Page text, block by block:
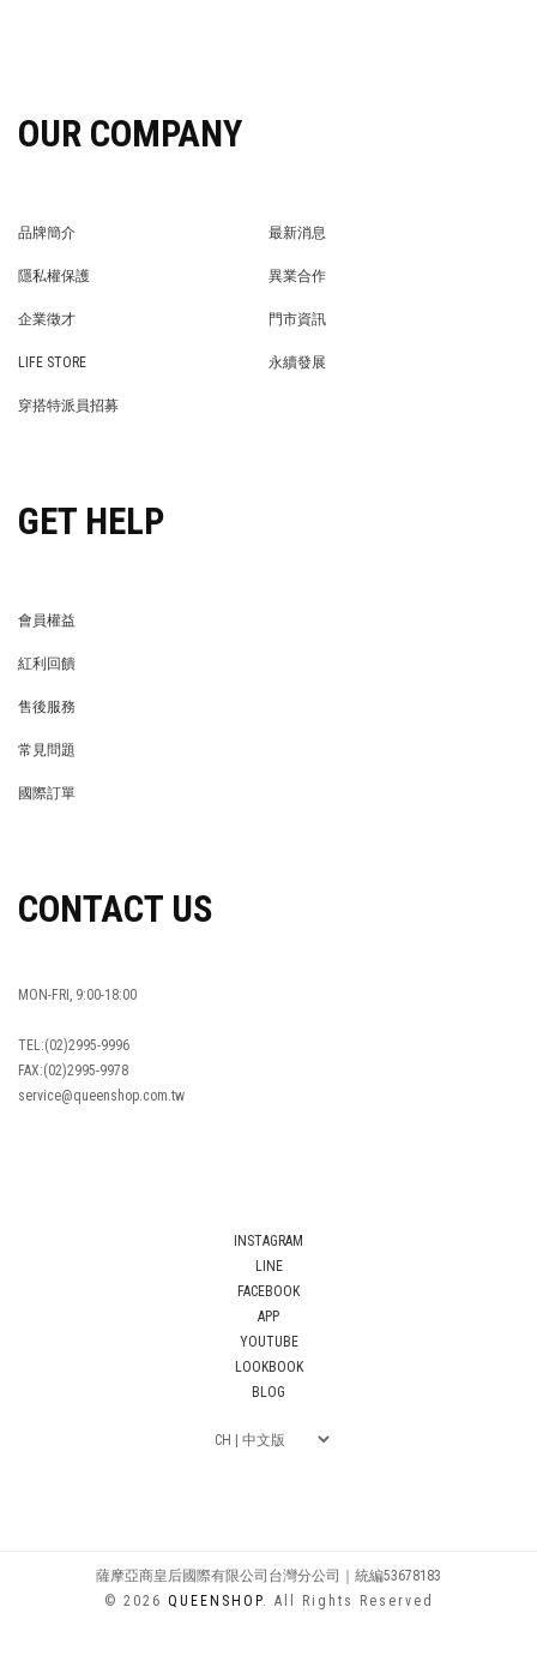
OUR COMPANY
品牌簡介
最新消息
隱私權保護
異業合作
企業徵才
門市資訊
LIFE STORE
永續發展
穿搭特派員招募
GET HELP
會員權益
紅利回饋
售後服務
常見問題
國際訂單
CONTACT US
MON-FRI, 9:00-18:00
TEL:(02)2995-9996
FAX:(02)2995-9978
service@queenshop.com.tw
INSTAGRAM
LINE
FACEBOOK
APP
YOUTUBE
LOOKBOOK
BLOG
薩摩亞商皇后國際有限公司台灣分公司｜統編53678183
© 2026 QUEENSHOP. All Rights Reserved